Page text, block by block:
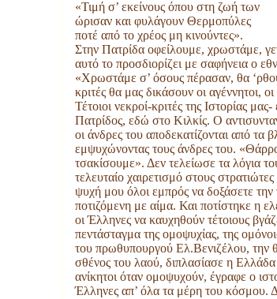
«Τιμή σ’ εκείνους όπου στη ζωή των
ώρισαν και φυλάγουν Θερμοπύλες
ποτέ από το χρέος μη κινούντες».
Στην Πατρίδα οφείλουμε, χρωστάμε,
αυτό το προσδιορίζει με σαφήνεια ο
«Χρωστάμε σ’ όσους πέρασαν, θα
κριτές θα μας δικάσουν οι αγέννητοι,
Τέτοιοι νεκροί-κριτές της Ιστορίας
Πατρίδος, εδώ στο Κιλκίς. Ο
οι άνδρες του αποδεκατίζονται από τα
εμψυχώνοντας τους άνδρες του.
τσακίσουμε». Δεν τελείωσε τα λόγια
τελευταίο χαιρετισμό στους
ψυχή μου όλοι εμπρός να δοξάσετε την
ποτιζόμενη με αίμα. Και ποτίστηκε η
οι Έλληνες να καυχηθούν τέτοιους
πεντάσταγμα της ομοψυχίας, της
του πρωθυπουργού Ελ.Βενιζέλου, την
σθένος του λαού, διπλασίασε η Ελλάδα
ανίκητοι όταν ομοψυχούν, έγραφε ο
Έλληνες απ’ όλα τα μέρη του κόσμου.